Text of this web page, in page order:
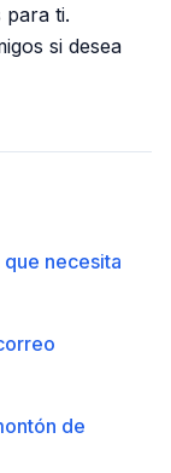
para ti.
si desea
necesita
de